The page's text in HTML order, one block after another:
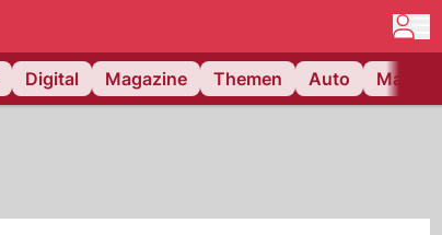
Digital Magazine Themen Auto